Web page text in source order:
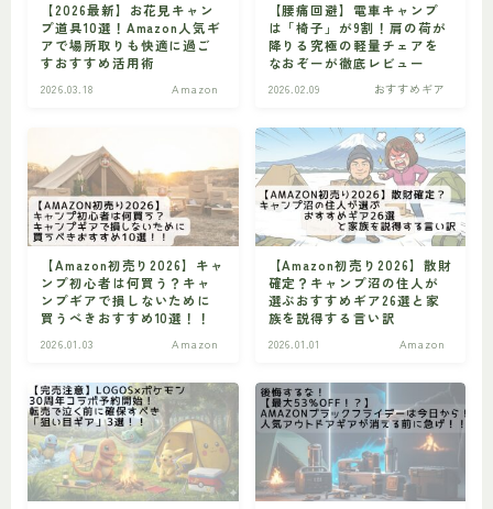
楽天お得情報
ビギナー 初心者の方へ
【2026最新】お花見キャン
プ道具10選！Amazon人気ギ
アで場所取りも快適に過ご
すおすすめ活用術
2026.03.18 Amazon
【腰痛回避】電車キャンプ
は「椅子」が9割！肩の荷が
降りる究極の軽量チェアを
なおぞーが徹底レビュー
2026.02.09 おすすめギア
【Amazon初売り2026】キャ
ンプ初心者は何買う？キャ
ンプギアで損しないために
買うべきおすすめ10選！！
2026.01.03 Amazon
【Amazon初売り2026】散財
確定？キャンプ沼の住人が
選ぶおすすめギア26選と家
族を説得する言い訳
2026.01.01 Amazon